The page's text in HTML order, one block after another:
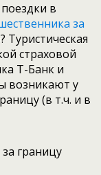
в
за
Туристическая
страховой
Т-Банк и
возникают у
(в т.ч. и в